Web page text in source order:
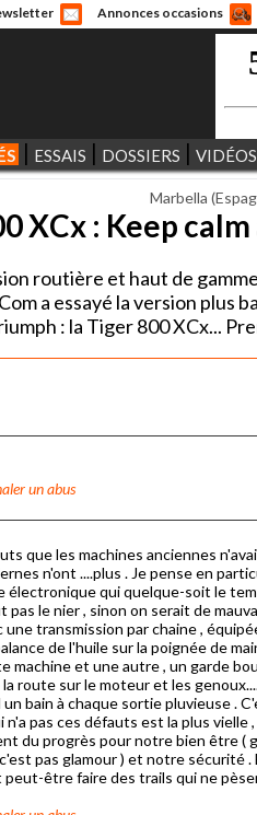
Annonces occasions
ESSAIS DOSSIERS VIDÉOS
Marbella
XCx : Keep
routière et haut de
a essayé la version plus
: la Tiger 800 XCx...
un abus
que les machines anciennes
n'ont ....plus . Je pense en
électronique qui quelque-soit le
pas le nier , sinon on serait de
transmission par chaine ,
de l'huile sur la poignée de
machine et une autre , un garde
route sur le moteur et les
bain à chaque sortie pluvieuse .
pas ces défauts est la plus vielle
du progrès pour notre bien être (
pas glamour ) et notre sécurité
être faire des trails qui ne